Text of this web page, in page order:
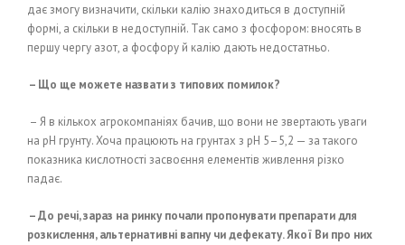
дає змогу визначити, скільки калію знаходиться в доступній
формі, а скільки в недоступній. Так само з фосфором: вносять в
першу чергу азот, а фосфору й калію дають недостатньо.
– Що ще можете назвати з типових помилок?
– Я в кількох агрокомпаніях бачив, що вони не звертають уваги
на рН грунту. Хоча працюють на грунтах з рН 5–5,2 — за такого
показника кислотності засвоєння елементів живлення різко
падає.
– До речі, зараз на ринку почали пропонувати препарати для
розкислення, альтернативні вапну чи дефекату. Якої Ви про них